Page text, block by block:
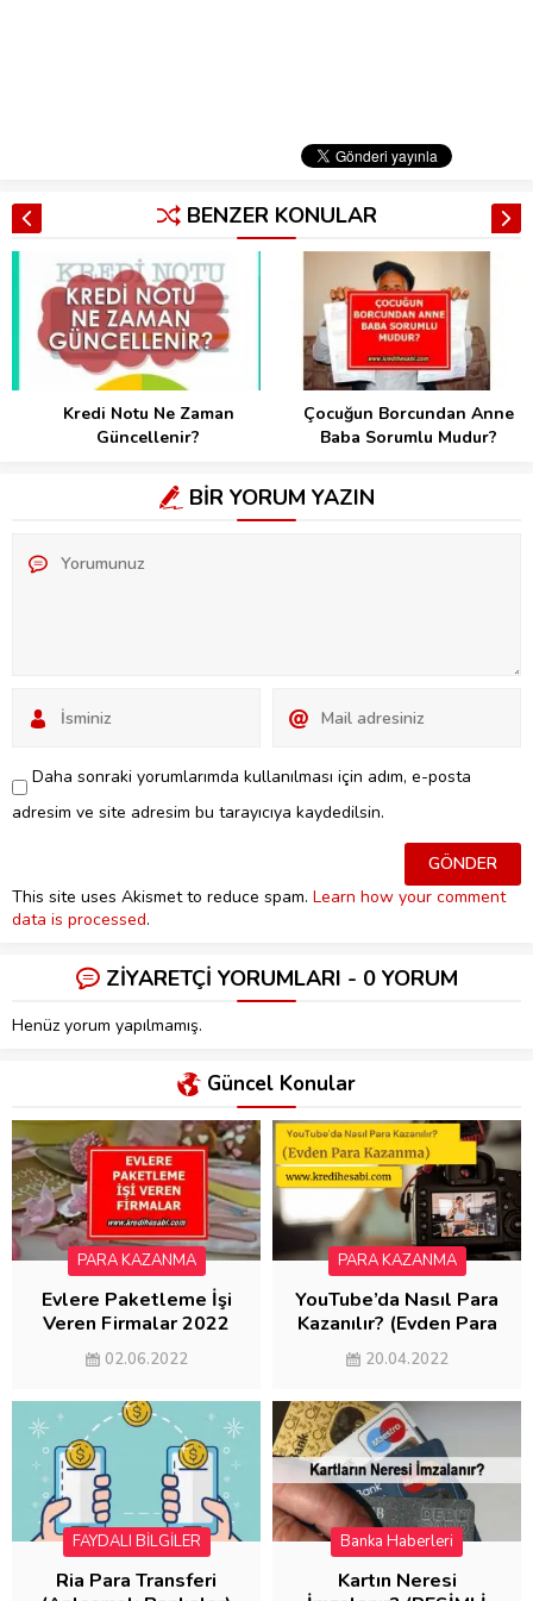
BENZER KONULAR
Kredi Notu Ne Zaman
Güncellenir?
Çocuğun Borcundan Anne
Baba Sorumlu Mudur?
BİR YORUM YAZIN
Daha sonraki yorumlarımda kullanılması için adım, e-posta
adresim ve site adresim bu tarayıcıya kaydedilsin.
This site uses Akismet to reduce spam. Learn how your comment
data is processed.
ZİYARETÇİ YORUMLARI - 0 YORUM
Henüz yorum yapılmamış.
Güncel Konular
PARA KAZANMA
Evlere Paketleme İşi
Veren Firmalar 2022
(AYDA 5000 KAZAN)
02.06.2022
PARA KAZANMA
YouTube’da Nasıl Para
Kazanılır? (Evden Para
Kazanma)
20.04.2022
FAYDALI BİLGİLER
Ria Para Transferi
Banka Haberleri
FAYDALI BİLGİLER
Kartın Neresi